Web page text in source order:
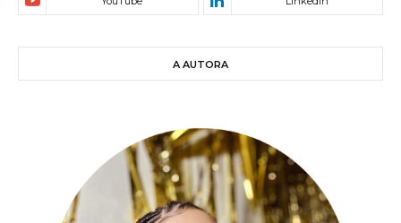
A AUTORA